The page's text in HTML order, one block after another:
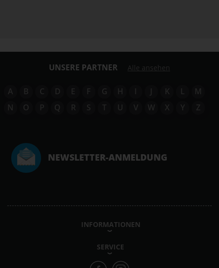
UNSERE PARTNER Alle ansehen
A B C D E F G H I J K L
M
N
O P Q R S T U V W X Y Z
NEWSLETTER-ANMELDUNG
INFORMATIONEN
SERVICE